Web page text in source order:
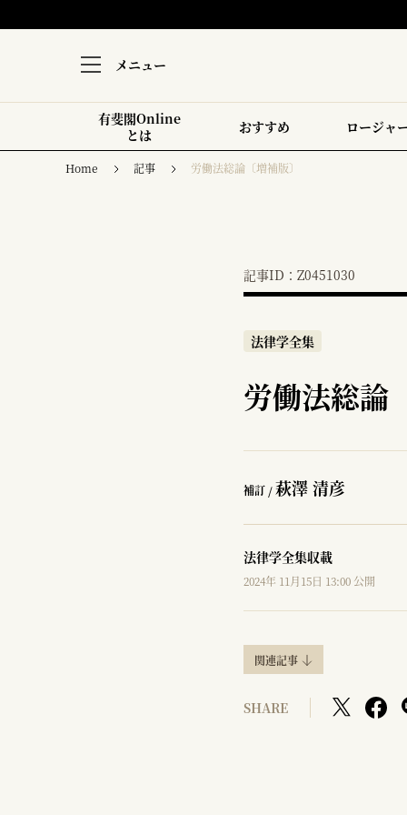
メニュー
有斐閣Online
とは
おすすめ ロージャ
Home 記事 労働法総論〔増補版〕
記事ID：Z0451030
法律学全集
労働法総
補訂 /萩澤 清彦
法律学全集収載
2024年 11月15日 13:00 公開
関連記事
SHARE